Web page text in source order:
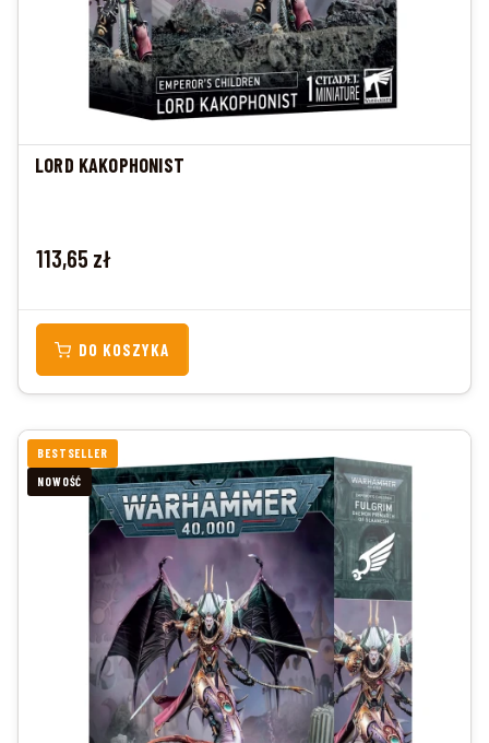
LORD KAKOPHONIST
Cena
113,65 zł
DO KOSZYKA
BESTSELLER
NOWOŚĆ